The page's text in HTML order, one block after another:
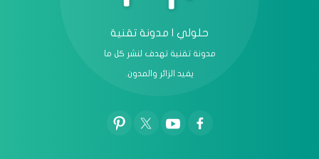
حلولي | مدونة تقنية
مدونة تقنية تهدف لنشر كل ما
يفيد الزائر والمدون.